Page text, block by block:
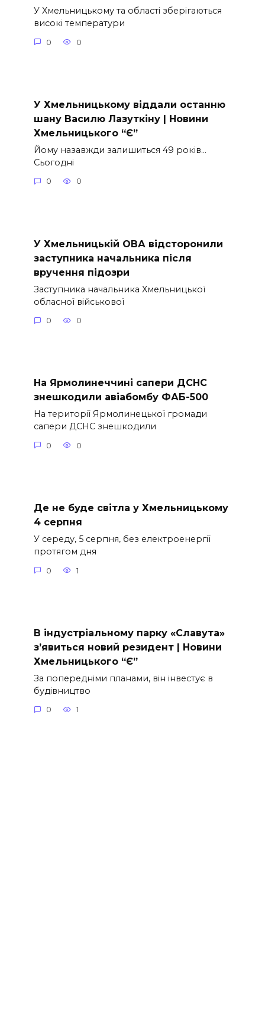
У Хмельницькому та області зберігаються
високі температури
0 0
У Хмельницькому віддали останню
шану Василю Лазуткіну | Новини
Хмельницького “Є”
Йому назавжди залишиться 49 років…
Сьогодні
0 0
У Хмельницькій ОВА відсторонили
заступника начальника після
вручення підозри
Заступника начальника Хмельницької
обласної військової
0 0
На Ярмолинеччині сапери ДСНС
знешкодили авіабомбу ФАБ-500
На території Ярмолинецької громади
сапери ДСНС знешкодили
0 0
Де не буде світла у Хмельницькому
4 серпня
У середу, 5 серпня, без електроенергії
протягом дня
0 1
В індустріальному парку «Славута»
з’явиться новий резидент | Новини
Хмельницького “Є”
За попередніми планами, він інвестує в
будівництво
0 1